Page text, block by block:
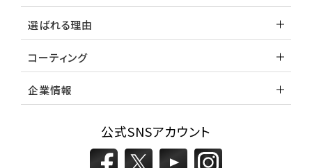
選ばれる理由
コーティング
企業情報
公式SNSアカウント